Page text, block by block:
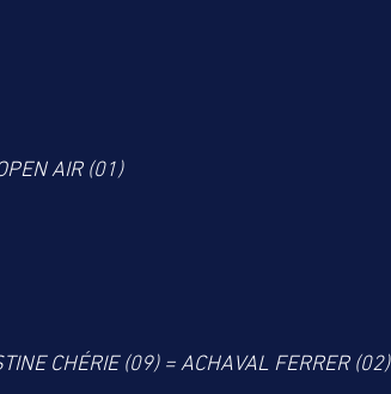
AIR (01)
CHÉRIE (09) = ACHAVAL FERRER (02)